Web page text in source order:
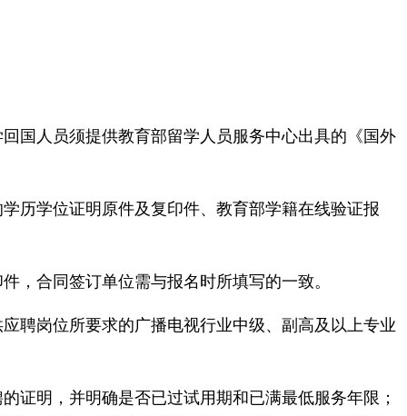
国人员须提供教育部留学人员服务中心出具的《国外
历学位证明原件及复印件、教育部学籍在线验证报
，合同签订单位需与报名时所填写的一致。
聘岗位所要求的广播电视行业中级、副高及以上专业
证明，并明确是否已过试用期和已满最低服务年限；